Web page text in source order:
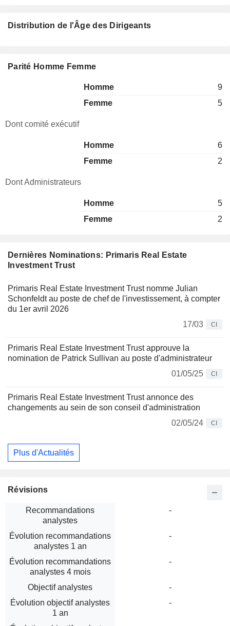
Dernières Nominations: Primaris Real Estate
Investment Trust
Primaris Real Estate Investment Trust nomme Julian
Schonfeldt au poste de chef de l'investissement, à compter
du 1er avril 2026
17/03
CI
Primaris Real Estate Investment Trust approuve la
nomination de Patrick Sullivan au poste d'administrateur
01/05/25
CI
Primaris Real Estate Investment Trust annonce des
changements au sein de son conseil d'administration
02/05/24
CI
Plus d'Actualités
Distribution de l'Âge des Dirigeants
Parité Homme Femme
Homme
9
Femme
5
Dont comité exécutif
Homme
6
Femme
2
Dont Administrateurs
Homme
5
Femme
2
Révisions
Recommandations
analystes
-
Évolution recommandations
analystes 1 an
-
Évolution recommandations
analystes 4 mois
-
Objectif analystes
-
Évolution objectif analystes
1 an
-